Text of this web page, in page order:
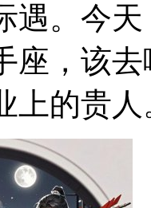
遇。今
座，该
上的贵